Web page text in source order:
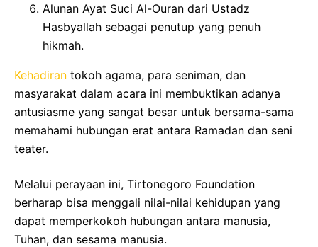
Alunan Ayat Suci Al-Ouran dari Ustadz
Hasbyallah sebagai penutup yang penuh
hikmah.
Kehadiran tokoh agama, para seniman, dan
masyarakat dalam acara ini membuktikan adanya
antusiasme yang sangat besar untuk bersama-sama
memahami hubungan erat antara Ramadan dan seni
teater.
Melalui perayaan ini, Tirtonegoro Foundation
berharap bisa menggali nilai-nilai kehidupan yang
dapat memperkokoh hubungan antara manusia,
Tuhan, dan sesama manusia.